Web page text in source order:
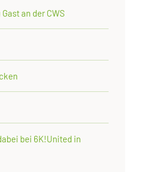
an der CWS
bei 6K!United in